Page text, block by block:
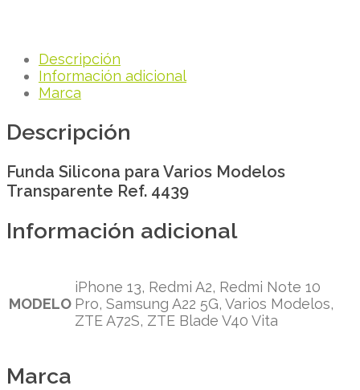
Descripción
Información adicional
Marca
Descripción
Funda Silicona para Varios Modelos
Transparente Ref. 4439
Información adicional
MODELO
iPhone 13, Redmi A2, Redmi Note 10
Pro, Samsung A22 5G, Varios Modelos,
ZTE A72S, ZTE Blade V40 Vita
Marca